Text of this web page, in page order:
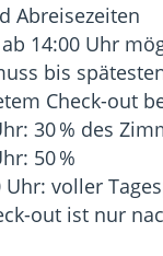
Abreisezeiten
14:00 Uhr
bis
Check-out
30 % des
50 %
Uhr: voller
out ist nur